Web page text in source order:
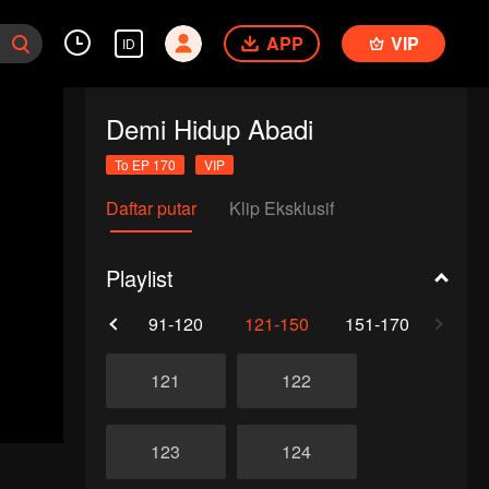
ID APP VIP
Demi Hidup Abadi
To EP 170 VIP
Daftar putar Klip Eksklusif
Playlist
91-120 121-150 151-170
121 122
123 124